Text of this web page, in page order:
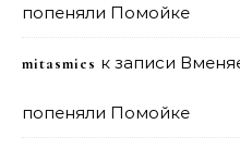
попеняли Помойке
mitasmies к записи
попеняли Помойке